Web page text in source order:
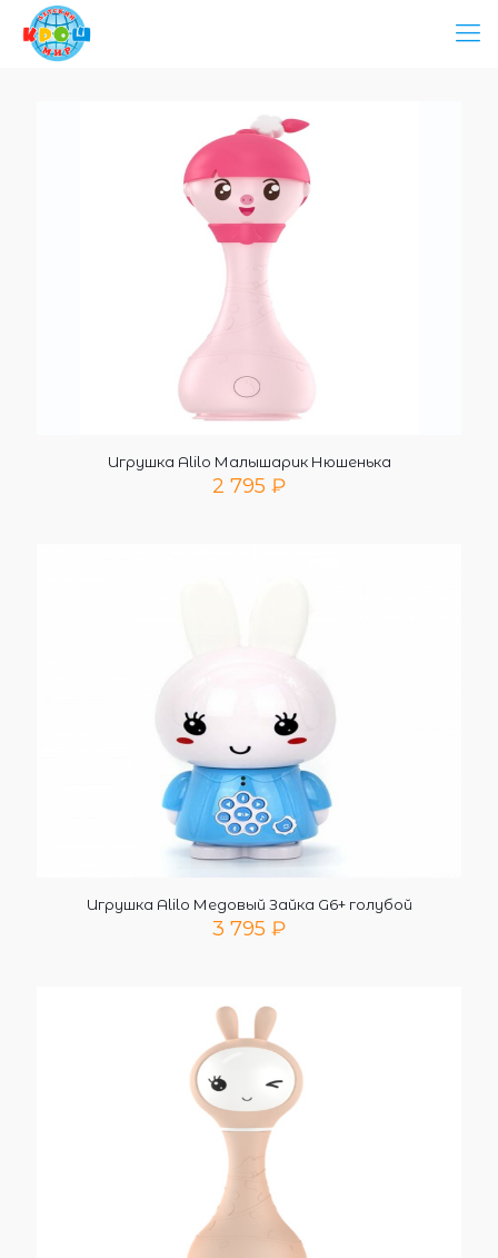
Игрушка Alilo Малышарик Нюшенька
2 795 ₽
Игрушка Alilo Медовый Зайка G6+ голубой
3 795 ₽